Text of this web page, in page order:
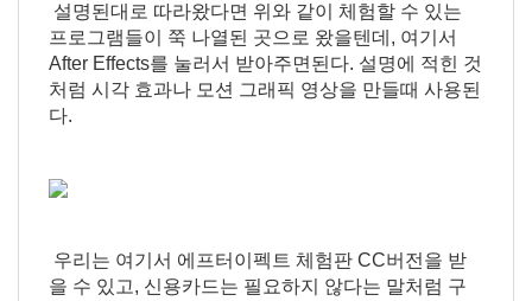
설명된대로 따라왔다면 위와 같이 체험할 수 있는
프로그램들이 쭉 나열된 곳으로 왔을텐데, 여기서
After Effects를 눌러서 받아주면된다. 설명에 적힌 것
처럼 시각 효과나 모션 그래픽 영상을 만들때 사용된
다.
우리는 여기서 에프터이펙트 체험판 CC버전을 받
을 수 있고, 신용카드는 필요하지 않다는 말처럼 구